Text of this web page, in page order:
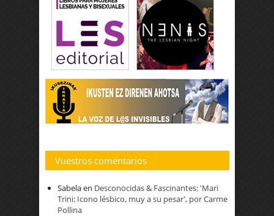
Vuestros comentarios
Sabelaen Desconocidas & Fascinantes: 'Mari
Trini: Icono lésbico, muy a su pesar', por Carme
Pollina